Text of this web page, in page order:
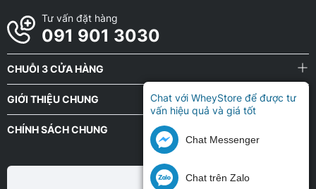
Tư vấn đặt hàng
091 901 3030
CHUỖI 3 CỬA HÀNG
GIỚI THIỆU CHUNG
CHÍNH SÁCH CHUNG
Chat với WheyStore để được tư
vấn hiệu quả và giá tốt
Chat Messenger
Chat trên Zalo